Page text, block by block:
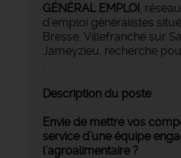
GÉNÉRAL EMPLOI ,
d’emploi généralistes
Bresse, Villefranche sur
Jameyzieu, recherche
:
Description du poste
Envie de mettre vos
service d’une équipe
l’agroalimentaire ?